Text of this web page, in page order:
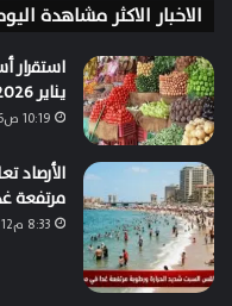
الاخبار الاكثر مشاهدة
يناير 2026 في الأسواق
10:19 ص16 يناير، 2026
الأرصاد
مرتفعة
8:33 م12 يونيو، 2026